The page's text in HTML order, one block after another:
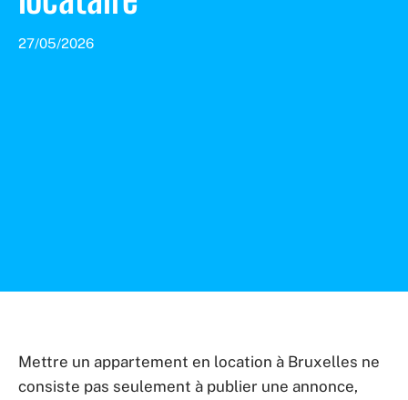
27/05/2026
Mettre un appartement en location à Bruxelles ne
consiste pas seulement à publier une annonce,